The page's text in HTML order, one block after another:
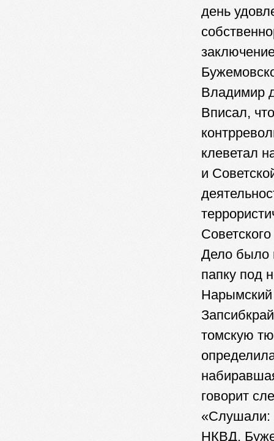
день
Владимир
Вписал,
клеветал
и
Дело было
папку под
томскую
говорит
«Слушали:
НКВД.